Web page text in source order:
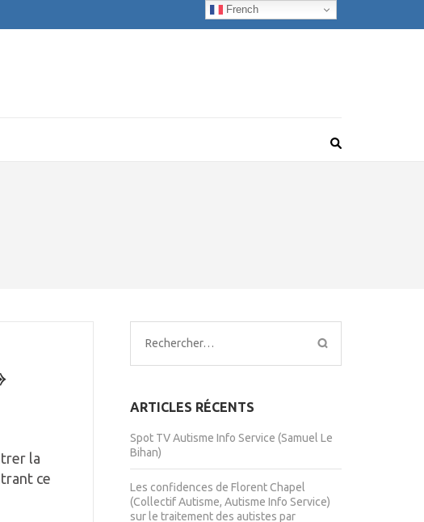
la
ce
Rechercher :
ARTICLES RÉCENTS
Spot TV Autisme Info Service (Samuel Le
Bihan)
Les confidences de Florent Chapel
(Collectif Autisme, Autisme Info Service)
sur le traitement des autistes par
French